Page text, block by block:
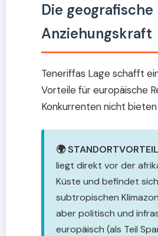
Die geografische
Anziehungskraft
Teneriffas Lage schafft
Vorteile für europäische
Konkurrenten nicht bieten
🌍
liegt direkt vor der
Küste und befindet
subtropischen
aber politisch und
europäisch (als Teil